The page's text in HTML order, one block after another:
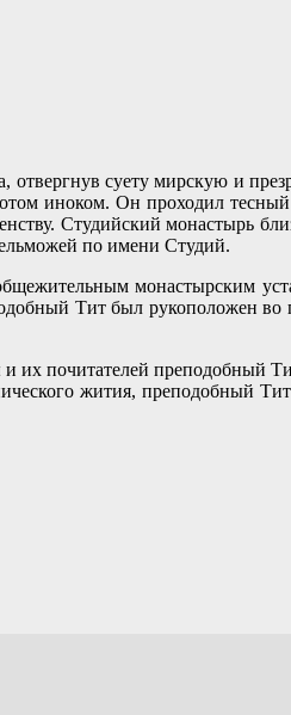
су­е­ту мир­скую и
ино­ком. Он про­хо­дил
Сту­дий­ский мо­на­стырь
по име­ни Сту­дий.
мо­на­стыр­ским
Тит был ру­ко­по­ло­жен во
их по­чи­та­те­лей пре­по­доб­ный
жи­тия, пре­по­доб­ный